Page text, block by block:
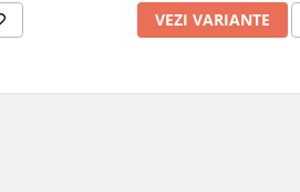
VEZI VARIANTE